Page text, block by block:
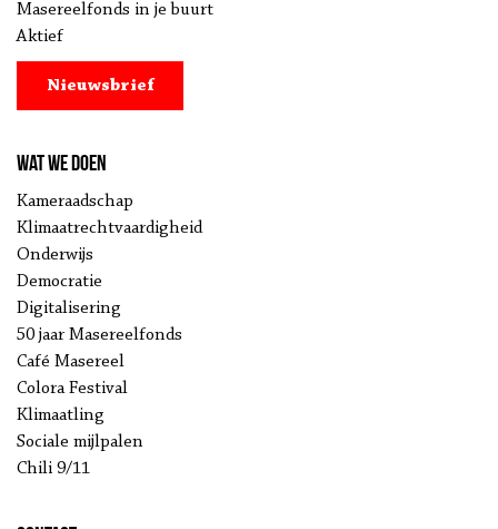
Masereelfonds in je buurt
Aktief
Nieuwsbrief
Wat we doen
Kameraadschap
Klimaatrechtvaardigheid
Onderwijs
Democratie
Digitalisering
50 jaar Masereelfonds
Café Masereel
Colora Festival
Klimaatling
Sociale mijlpalen
Chili 9/11